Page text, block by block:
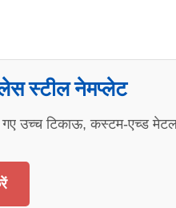
स्टील नेमप्लेट
गए उच्च टिकाऊ, कस्टम-एच्ड